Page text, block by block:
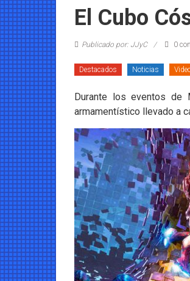
y
entretenimiento
coleccionistas.
El Cubo
Publicado por: JJyC 0
Destacados Noticias
Durante los eventos de
armamentístico llevado a